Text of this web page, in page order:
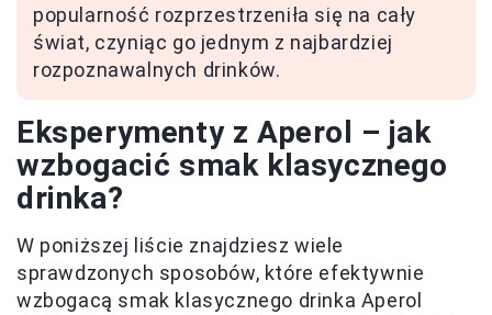
popularność rozprzestrzeniła się na cały
świat, czyniąc go jednym z najbardziej
rozpoznawalnych drinków.
Eksperymenty z Aperol – jak
wzbogacić smak klasycznego
drinka?
W poniższej liście znajdziesz wiele
sprawdzonych sposobów, które efektywnie
wzbogacą smak klasycznego drinka Aperol